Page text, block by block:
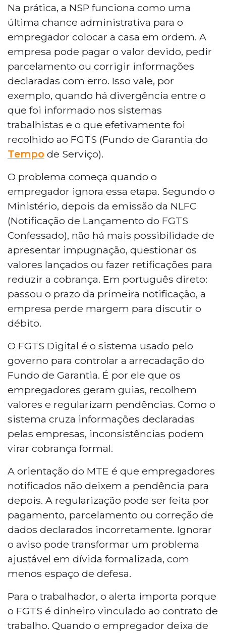
alerta para empregadores com irregularidades
no FGTS Digital que receberam a Notificação
para Solução de Pendência Trabalhista. O
documento é uma chance administrativa para
pagar débitos, solicitar parcelamento ou
corrigir erros antes da cobrança definitiva. Após
a emissão da notificação seguinte, não é
possível questionar os valores. O ministério
orienta que as pendências sejam resolvidas o
quanto antes.
Na prática, a NSP funciona como uma
última chance administrativa para o
empregador colocar a casa em ordem. A
empresa pode pagar o valor devido, pedir
parcelamento ou corrigir informações
declaradas com erro. Isso vale, por
exemplo, quando há divergência entre o
que foi informado nos sistemas
trabalhistas e o que efetivamente foi
recolhido ao FGTS (Fundo de Garantia do
Tempo de Serviço).
O problema começa quando o
empregador ignora essa etapa. Segundo o
Ministério, depois da emissão da NLFC
(Notificação de Lançamento do FGTS
Confessado), não há mais possibilidade de
apresentar impugnação, questionar os
valores lançados ou fazer retificações para
reduzir a cobrança. Em português direto:
passou o prazo da primeira notificação, a
empresa perde margem para discutir o
débito.
O FGTS Digital é o sistema usado pelo
governo para controlar a arrecadação do
Fundo de Garantia. É por ele que os
empregadores geram guias, recolhem
valores e regularizam pendências. Como o
sistema cruza informações declaradas
pelas empresas, inconsistências podem
virar cobrança formal.
A orientação do MTE é que empregadores
notificados não deixem a pendência para
depois. A regularização pode ser feita por
pagamento, parcelamento ou correção de
dados declarados incorretamente. Ignorar
o aviso pode transformar um problema
ajustável em dívida formalizada, com
menos espaço de defesa.
Para o trabalhador, o alerta importa porque
o FGTS é dinheiro vinculado ao contrato de
trabalho. Quando o empregador deixa de